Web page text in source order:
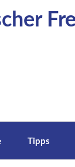
Tipps